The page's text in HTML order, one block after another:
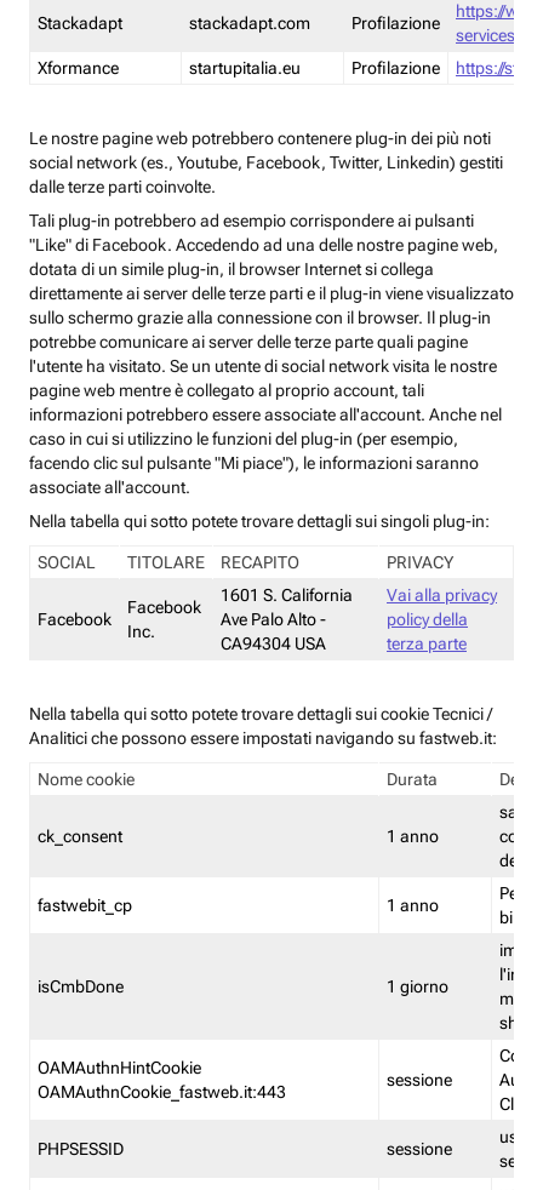
Stackadapt stackadapt.com Profilazione
https://
services-
Xformance
startupitalia.eu Profilazione https://
Le nostre pagine web potrebbero contenere plug-in dei più noti
social network (es., Youtube, Facebook, Twitter, Linkedin) gestiti
dalle terze parti coinvolte.
Tali plug-in potrebbero ad esempio corrispondere ai pulsanti
"Like" di Facebook. Accedendo ad una delle nostre pagine web,
dotata di un simile plug-in, il browser Internet si collega
direttamente ai server delle terze parti e il plug-in viene visualizzato
sullo schermo grazie alla connessione con il browser. Il plug-in
potrebbe comunicare ai server delle terze parte quali pagine
l'utente ha visitato. Se un utente di social network visita le nostre
pagine web mentre è collegato al proprio account, tali
informazioni potrebbero essere associate all'account. Anche nel
caso in cui si utilizzino le funzioni del plug-in (per esempio,
facendo clic sul pulsante "Mi piace"), le informazioni saranno
associate all'account.
Nella tabella qui sotto potete trovare dettagli sui singoli plug-in:
SOCIAL TITOLARE RECAPITO PRIVACY
Facebook
Facebook
Inc.
1601 S. California
Ave Palo Alto -
CA94304 USA
Vai alla privacy
policy della
terza parte
Nella tabella qui sotto potete trovare dettagli sui cookie Tecnici /
Analitici che possono essere impostati navigando su fastweb.it:
Nome cookie Durata
ck_consent 1 anno
salva
dei
fastwebit_cp 1 anno
isCmbDone 1 giorno
shp
OAMAuthnHintCookie
OAMAuthnCookie_fastweb.it:443
sessione
PHPSESSID sessione